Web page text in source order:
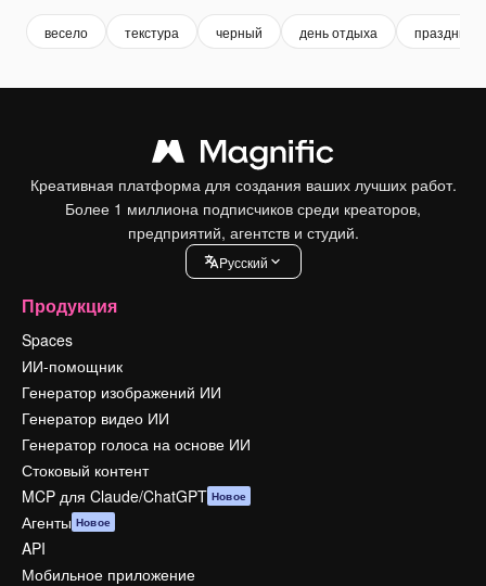
весело текстура черный день отдыха праздник
Креативная платформа для создания ваших лучших работ.
Более 1 миллиона подписчиков среди креаторов,
предприятий, агентств и студий.
Pусский
Продукция
Spaces
ИИ-помощник
Генератор изображений ИИ
Генератор видео ИИ
Генератор голоса на основе ИИ
Стоковый контент
MCP для Claude/ChatGPT Новое
Агенты Новое
API
Мобильное приложение